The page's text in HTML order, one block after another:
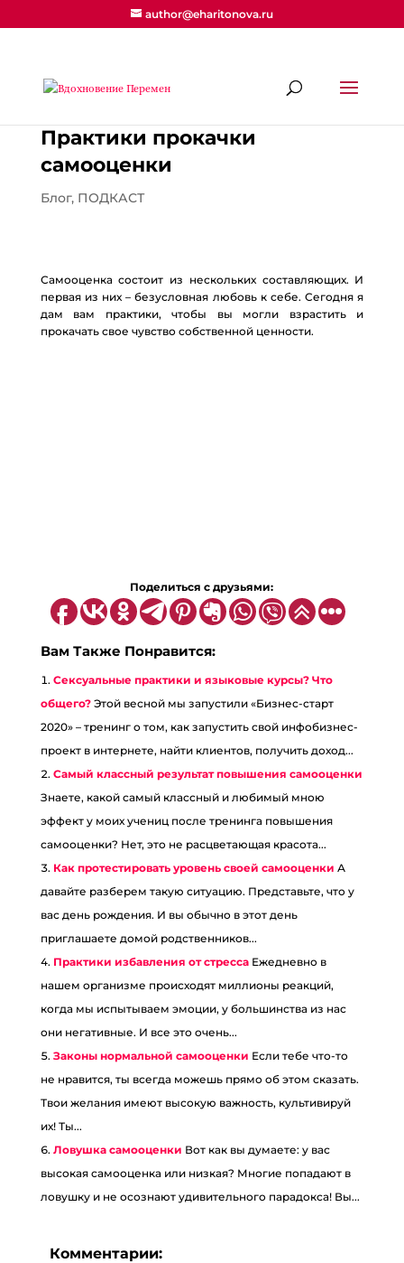
author@eharitonova.ru
Практики прокачки
самооценки
Блог, ПОДКАСТ
Самооценка состоит из нескольких составляющих. И
первая из них – безусловная любовь к себе. Сегодня я
дам вам практики, чтобы вы могли взрастить и
прокачать свое чувство собственной ценности.
Поделиться с друзьями:
Вам Также Понравится:
Сексуальные практики и языковые курсы? Что
общего? Этой весной мы запустили «Бизнес-старт
2020» – тренинг о том, как запустить свой инфобизнес-
проект в интернете, найти клиентов, получить доход...
Самый классный результат повышения самооценки
Знаете, какой самый классный и любимый мною
эффект у моих учениц после тренинга повышения
самооценки? Нет, это не расцветающая красота...
Как протестировать уровень своей самооценки А
давайте разберем такую ситуацию. Представьте, что у
вас день рождения. И вы обычно в этот день
приглашаете домой родственников...
Практики избавления от стресса Ежедневно в
нашем организме происходят миллионы реакций,
когда мы испытываем эмоции, у большинства из нас
они негативные. И все это очень...
Законы нормальной самооценки Если тебе что-то
не нравится, ты всегда можешь прямо об этом сказать.
Твои желания имеют высокую важность, культивируй
их! Ты...
Ловушка самооценки Вот как вы думаете: у вас
высокая самооценка или низкая? Многие попадают в
ловушку и не осознают удивительного парадокса! Вы...
Комментарии: